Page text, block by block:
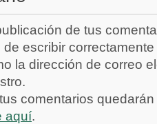
de tus
escribir
la dirección de correo
comentarios
aquí.